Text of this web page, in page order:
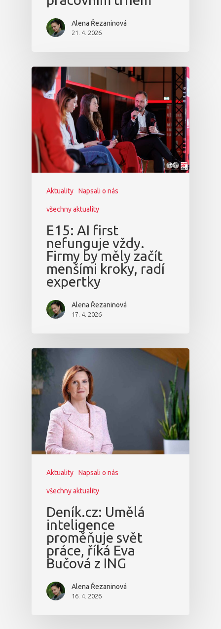
Alena Řezaninová
21. 4. 2026
Aktuality Napsali o nás
všechny aktuality
E15: AI first
nefunguje vždy.
Firmy by měly začít
menšími kroky, radí
expertky
Alena Řezaninová
17. 4. 2026
Aktuality Napsali o nás
všechny aktuality
Deník.cz: Umělá
inteligence
proměňuje svět
práce, říká Eva
Bučová z ING
Alena Řezaninová
16. 4. 2026